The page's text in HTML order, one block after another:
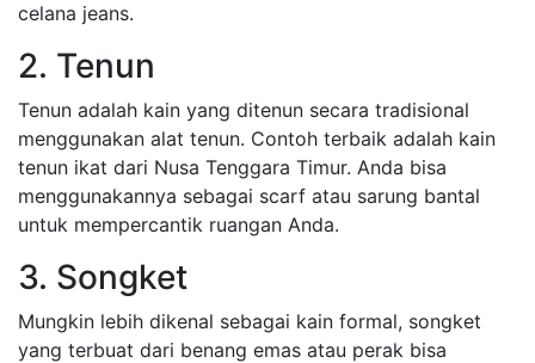
celana jeans.
2. Tenun
Tenun adalah kain yang ditenun secara tradisional
menggunakan alat tenun. Contoh terbaik adalah kain
tenun ikat dari Nusa Tenggara Timur. Anda bisa
menggunakannya sebagai scarf atau sarung bantal
untuk mempercantik ruangan Anda.
3. Songket
Mungkin lebih dikenal sebagai kain formal, songket
yang terbuat dari benang emas atau perak bisa